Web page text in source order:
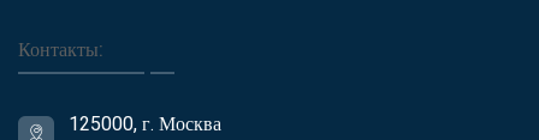
Контакты:
125000, г. Москва